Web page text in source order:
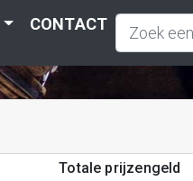
CONTACT
Totale prijzengeld